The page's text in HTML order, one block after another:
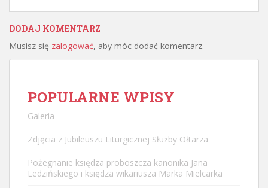
DODAJ KOMENTARZ
Musisz się zalogować, aby móc dodać komentarz.
POPULARNE WPISY
Galeria
Zdjęcia z Jubileuszu Liturgicznej Służby Ołtarza
Pożegnanie księdza proboszcza kanonika Jana
Ledzińskiego i księdza wikariusza Marka Mielcarka